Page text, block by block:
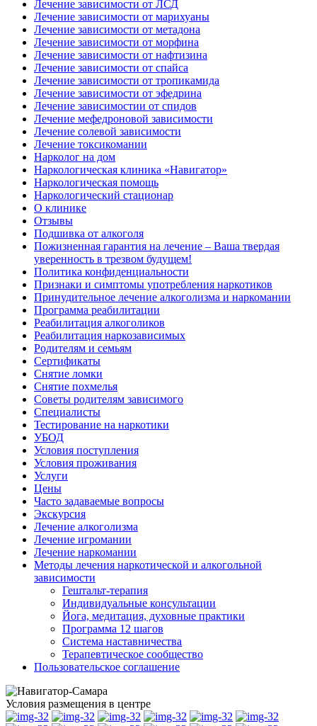
Лечение зависимости от ЛСД
Лечение зависимости от марихуаны
Лечение зависимости от метадона
Лечение зависимости от морфина
Лечение зависимости от нафтизина
Лечение зависимости от спайса
Лечение зависимости от тропикамида
Лечение зависимости от эфедрина
Лечение зависимостии от спидов
Лечение мефедроновой зависимости
Лечение солевой зависимости
Лечение токсикомании
Нарколог на дом
Наркологическая клиника «Навигатор»
Наркологическая помощь
Наркологический стационар
О клинике
Отзывы
Подшивка от алкоголя
Пожизненная гарантия на лечение – Ваша твердая
уверенность в трезвом будущем!
Политика конфиденциальности
Признаки и симптомы употребления наркотиков
Принудительное лечение алкоголизма и наркомании
Программа реабилитации
Реабилитация алкоголиков
Реабилитация наркозависимых
Родителям и семьям
Сертификаты
Снятие ломки
Снятие похмелья
Советы родителям зависимого
Специалисты
Тестирование на наркотики
УБОД
Условия поступления
Условия проживания
Услуги
Цены
Часто задаваемые вопросы
Экскурсия
Лечение алкоголизма
Лечение игромании
Лечение наркомании
Методы лечения наркотической и алкогольной
зависимости
Гештальт-терапия
Индивидуальные консультации
Йога, медитация, духовные практики
Программа 12 шагов
Система наставничества
Терапевтическое сообщество
Пользовательское соглашение
Условия размещения в центре